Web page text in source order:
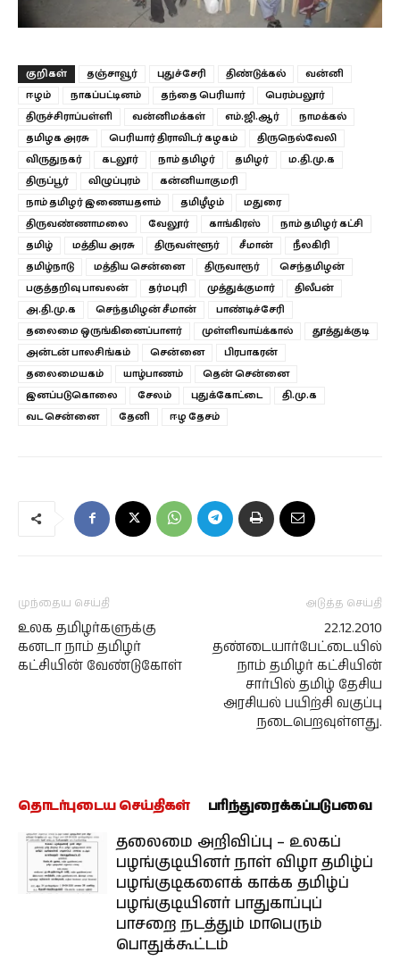
குறிகள் தஞ்சாவூர் புதுச்சேரி திண்டுக்கல்
வன்னி
ஈழம்
நாகப்பட்டினம் தந்தை பெரியார்
பெரம்பலூர்
திருச்சிராப்பள்ளி
வன்னிமக்கள் எம்.ஜி.ஆர்
நாமக்கல்
தமிழக அரசு
பெரியார் திராவிடர் கழகம்
திருநெல்வேலி
விருதுநகர்
கடலூர் நாம் தமிழர் தமிழர்
ம.தி.மு.க
திருப்பூர்
விழுப்புரம்
கன்னியாகுமரி
நாம் தமிழர் இணையதளம்
தமிழீழம்
மதுரை
திருவண்ணாமலை
வேலூர் காங்கிரஸ்
நாம் தமிழர் கட்சி
தமிழ்
மத்திய அரசு திருவள்ளூர் சீமான்
நீலகிரி
தமிழ்நாடு
மத்திய சென்னை திருவாரூர்
செந்தமிழன்
பகுத்தறிவு பாவலன்
தர்மபுரி முத்துக்குமார்
திலீபன்
அ.தி.மு.க
செந்தமிழன் சீமான்
பாண்டிச்சேரி
தலைமை ஒருங்கினைப்பாளர்
முள்ளிவாய்க்கால்
தூத்துக்குடி
அன்டன் பாலசிங்கம்
சென்னை
பிரபாகரன்
தலைமையகம்
யாழ்பாணம்
தென் சென்னை
இனப்படுகொலை
சேலம் புதுக்கோட்டை
தி.மு.க
வட சென்னை
தேனி ஈழ தேசம்
முந்தைய செய்தி
உலக தமிழர்களுக்கு
கனடா நாம் தமிழர்
கட்சியின் வேண்டுகோள்
அடுத்த செய்தி
22.12.2010
தண்டையார்பேட்டையில்
நாம் தமிழர் கட்சியின்
சார்பில் தமிழ் தேசிய
அரசியல் பயிற்சி வகுப்பு
நடைபெறவுள்ளது.
தொடர்புடைய செய்திகள் பரிந்துரைக்கப்படுபவை
தலைமை அறிவிப்பு – உலகப்
பழங்குடியினர் நாள் விழா தமிழ்ப்
பழங்குடிகளைக் காக்க தமிழ்ப்
பழங்குடியினர் பாதுகாப்புப்
பாசறை நடத்தும் மாபெரும்
பொதுக்கூட்டம்